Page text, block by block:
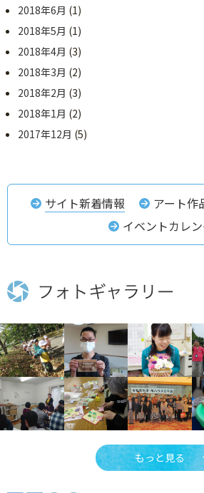
2018年6月 (1)
2018年5月 (1)
2018年4月 (3)
2018年3月 (2)
2018年2月 (3)
2018年1月 (2)
2017年12月 (5)
サイト新着情報
アート作
イベントカレ
もっと見る